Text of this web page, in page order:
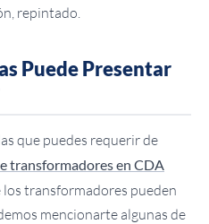
repintado.
Puede Presentar
que puedes requerir de
transformadores en CDA
los transformadores pueden
mencionarte algunas de